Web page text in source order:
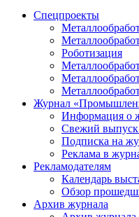
Спецпроекты
Роботизация
Журнал
Информация о
Свежий выпуск
Подписка на
Реклама в
Рекламодателям
Календарь
Обзор
Архив журнала